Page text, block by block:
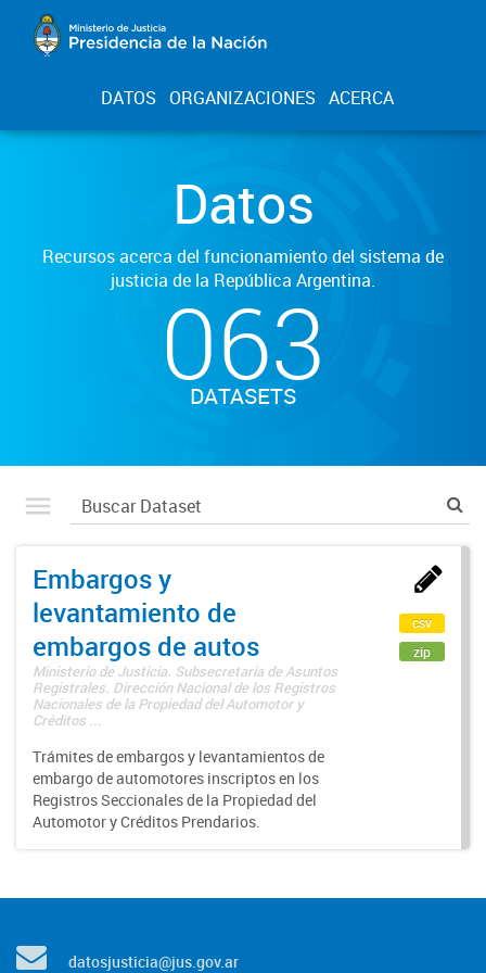
DATOS ORGANIZACIONES ACERCA
Datos
Recursos acerca del funcionamiento del sistema de
justicia de la República Argentina.
063
DATASETS
Embargos y
levantamiento de
embargos de autos
Ministerio de Justicia. Subsecretaría de Asuntos
Registrales. Dirección Nacional de los Registros
Nacionales de la Propiedad del Automotor y
Créditos ...
Trámites de embargos y levantamientos de
embargo de automotores inscriptos en los
Registros Seccionales de la Propiedad del
Automotor y Créditos Prendarios.
csv
zip
datosjusticia@jus.gov.ar